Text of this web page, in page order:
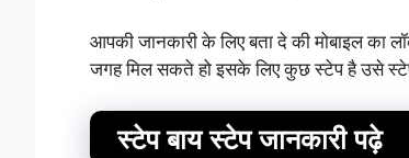
आपकी जानकारी के लिए बता दे की मोबाइल का
जगह मिल सकते हो इसके लिए कुछ स्टेप है उसे
स्टेप बाय स्टेप जानकारी पढ़े